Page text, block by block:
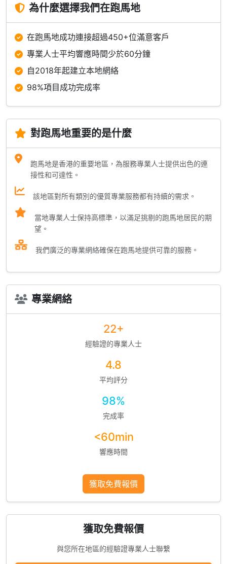
為什麼選擇我們在跑馬地
在跑馬地成功連接超過450+位滿意客戶
專業人士平均響應時間少於60分鐘
自2018年起建立本地網絡
98%項目成功完成率
對跑馬地重要的是什麼
跑馬地是香港的重要地區，為服務專業人士提供出色的連
接性和可達性。
該地區對所有類別的優質專業服務都有持續的需求。
當地專業人士保持高標準，以滿足挑剔的跑馬地居民的期
望。
我們廣泛的專業網絡確保在跑馬地提供可靠的服務。
專業網絡
22+
經驗證的專業人士
4.8
平均評分
98%
完成率
<60min
響應時間
獲取免費報價
獲取免費報價
與您所在地區的經驗證專業人士聯繫